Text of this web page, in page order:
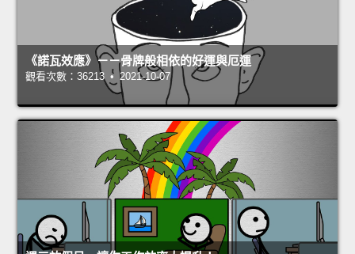
《諾瓦效應》－－骨牌般相依的好運與厄運
觀看次數：36213 • 2021-10-07